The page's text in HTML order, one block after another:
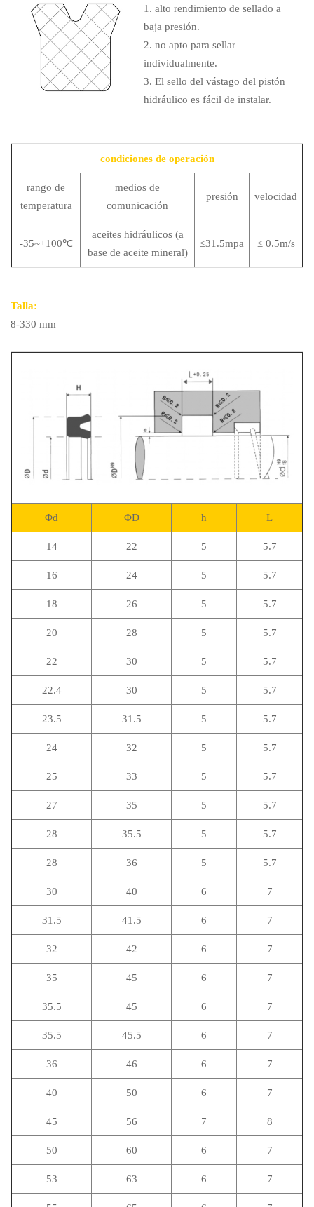
1. alto rendimiento de sellado a
baja presión.
2. no apto para sellar
individualmente.
3. El sello del vástago del pistón
hidráulico es fácil de instalar.
condiciones de operación
rango de
temperatura
medios de
comunicación
presión velocidad
-35~+100℃
aceites hidráulicos (a
base de aceite mineral)
≤31.5mpa ≤ 0.5m/s
Talla:
8-330 mm
Φd ΦD h L
14 22 5 5.7
16 24 5 5.7
18 26 5 5.7
20 28 5 5.7
22 30 5 5.7
22.4 30 5 5.7
23.5 31.5 5 5.7
24 32 5 5.7
25 33 5 5.7
27 35 5 5.7
28 35.5 5 5.7
28 36 5 5.7
30 40 6 7
31.5 41.5 6 7
32 42 6 7
35 45 6 7
35.5 45 6 7
35.5 45.5 6 7
36 46 6 7
40 50 6 7
45 56 7 8
50 60 6 7
53 63 6 7